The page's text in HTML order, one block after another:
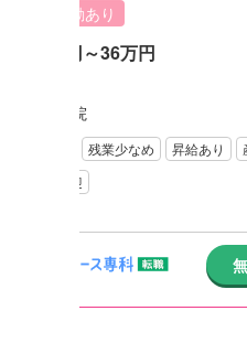
夜勤あり
29万円～36万円
一般病院
残業少なめ 昇給あり
未経験歓迎